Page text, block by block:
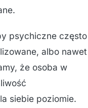
psychiczne często
albo nawet
że osoba w
siebie poziomie.